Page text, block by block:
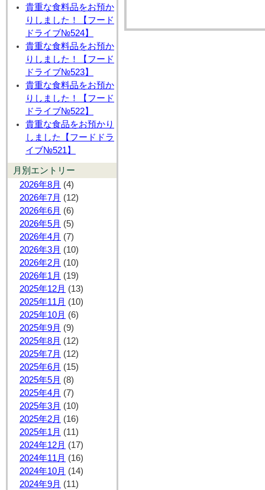
貴重な食料品をお預か
りしました！【フード
ドライブ№524】
貴重な食料品をお預か
りしました！【フード
ドライブ№523】
貴重な食料品をお預か
りしました！【フード
ドライブ№522】
貴重な食品をお預かり
しました【フードドラ
イブ№521】
月別エントリー
2026年8月 (4)
2026年7月 (12)
2026年6月 (6)
2026年5月 (5)
2026年4月 (7)
2026年3月 (10)
2026年2月 (10)
2026年1月 (19)
2025年12月 (13)
2025年11月 (10)
2025年10月 (6)
2025年9月 (9)
2025年8月 (12)
2025年7月 (12)
2025年6月 (15)
2025年5月 (8)
2025年4月 (7)
2025年3月 (10)
2025年2月 (16)
2025年1月 (11)
2024年12月 (17)
2024年11月 (16)
2024年10月 (14)
2024年9月 (11)